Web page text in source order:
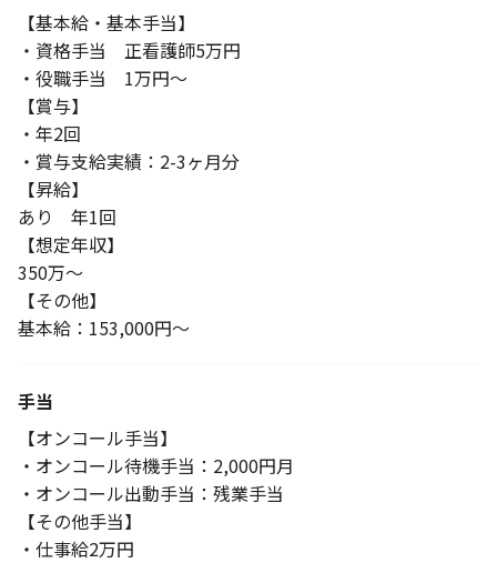
【基本給・基本手当】
・資格手当 正看護師5万円
・役職手当 1万円～
【賞与】
・年2回
・賞与支給実績：2-3ヶ月分
【昇給】
あり 年1回
【想定年収】
350万～
【その他】
基本給：153,000円～
手当
【オンコール手当】
・オンコール待機手当：2,000円月
・オンコール出動手当：残業手当
【その他手当】
・仕事給2万円